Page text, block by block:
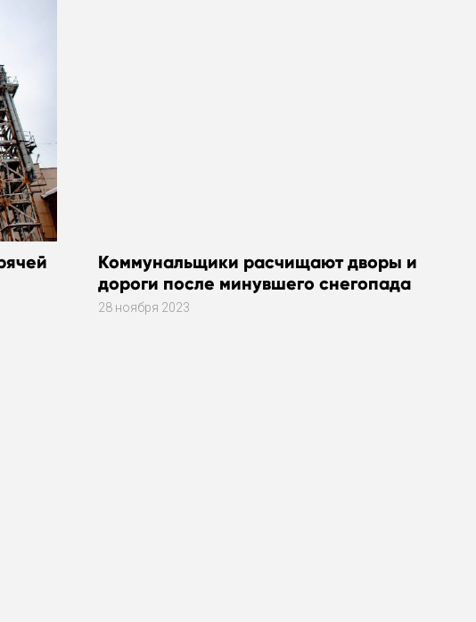
Коммунальщики расчищают дворы и
дороги после минувшего снегопада
28 ноября 2023